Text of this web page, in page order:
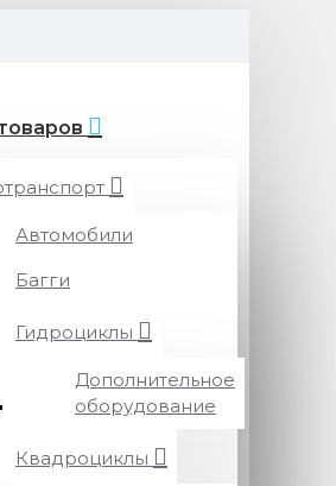
Автомобили
Багги
Гидроциклы
Дополнительное
оборудование
Квадроциклы